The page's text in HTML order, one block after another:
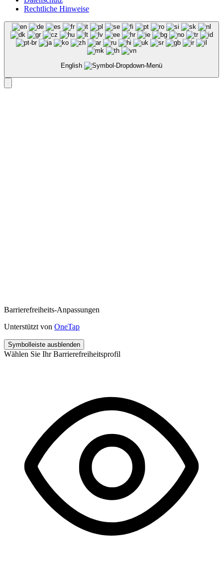
Rechtliche Hinweise
English
Barrierefreiheits-Anpassungen
Unterstützt von OneTap
Symbolleiste ausblenden
Wählen Sie Ihr Barrierefreiheitsprofil